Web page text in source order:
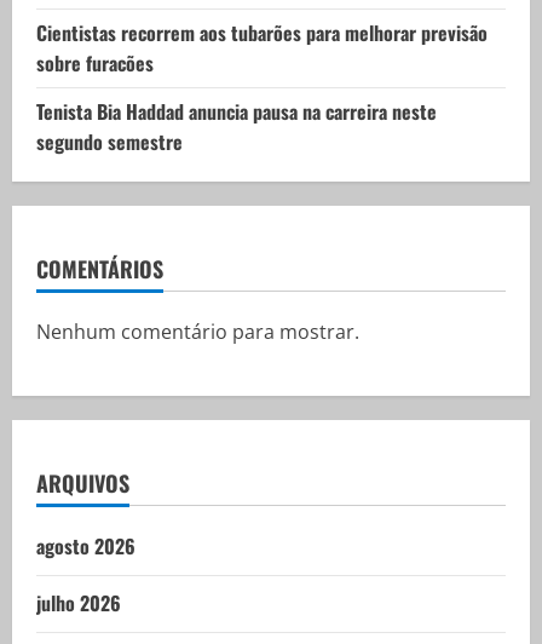
Cientistas recorrem aos tubarões para melhorar previsão
sobre furacões
Tenista Bia Haddad anuncia pausa na carreira neste
segundo semestre
COMENTÁRIOS
Nenhum comentário para mostrar.
ARQUIVOS
agosto 2026
julho 2026